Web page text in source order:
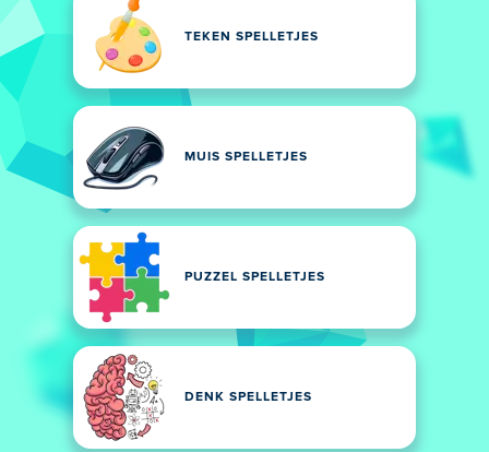
TEKEN SPELLETJES
MUIS SPELLETJES
PUZZEL SPELLETJES
DENK SPELLETJES